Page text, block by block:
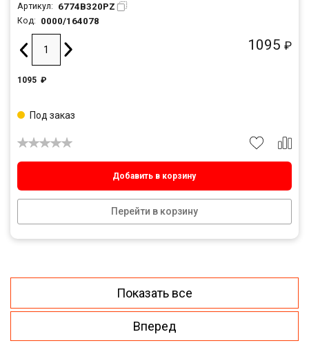
Артикул: 6774B320PZ
Код: 0000/164078
1095 ₽
1095 ₽
Добавить в корзину
Перейти в корзину
Под заказ
Показать все
Вперед